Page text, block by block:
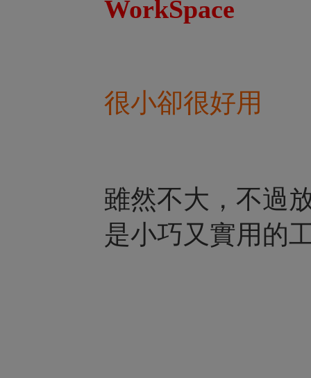
WorkSpace
很小卻很好用
雖然不大，不過
是小巧又實用的